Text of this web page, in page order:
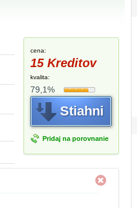
cena:
15 Kreditov
kvalita:
79,1%
Stiahni
Pridaj na porovnanie